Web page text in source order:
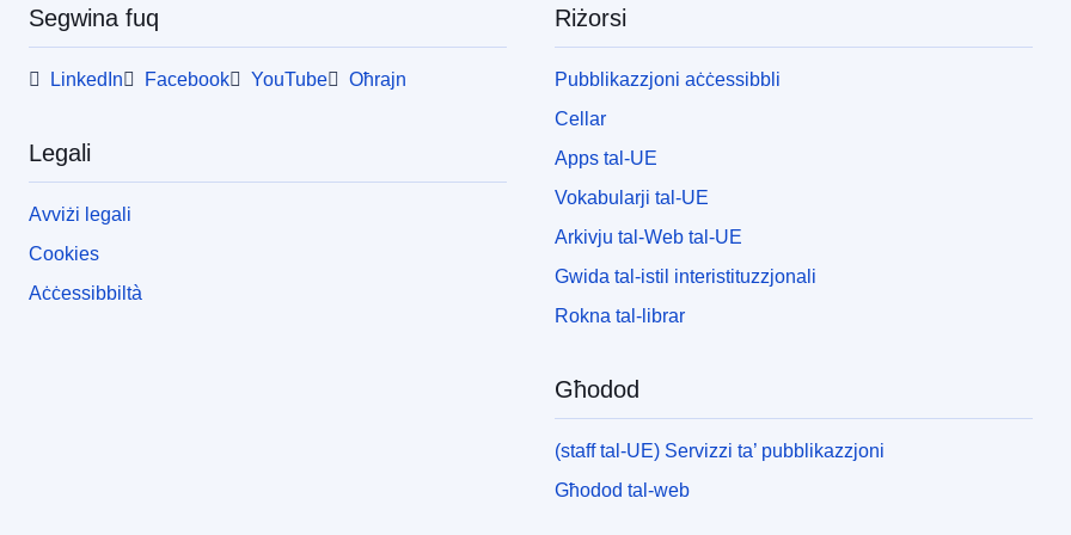
Segwina fuq
LinkedIn Facebook YouTube Oħrajn
Legali
Avviżi legali
Cookies
Aċċessibbiltà
Riżorsi
Pubblikazzjoni aċċessibbli
Cellar
Apps tal-UE
Vokabularji tal-UE
Arkivju tal-Web tal-UE
Gwida tal-istil interistituzzjonali
Rokna tal-librar
Għodod
(staff tal-UE) Servizzi ta’ pubblikazzjoni
Għodod tal-web